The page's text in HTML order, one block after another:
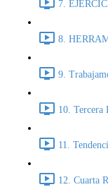
7.
8.
9.
10. Tercera
11.
12. Cuarta